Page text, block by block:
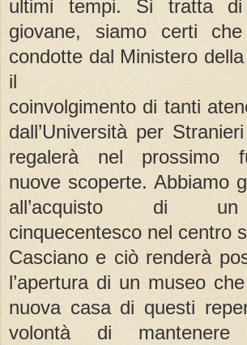
ultimi tempi. Si tratta
giovane, siamo certi
condotte dal Ministero
il
coinvolgimento di tanti
dall’Università per
regalerà nel prossimo
nuove scoperte. Abbiamo
all’acquisto di
cinquecentesco nel centro
Casciano e ciò renderà
l’apertura di un museo
nuova casa di questi
volontà di